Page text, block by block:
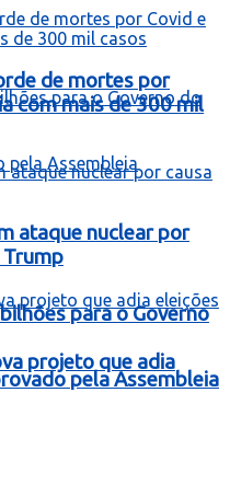
para o Governo
pela Assembleia
de mortes por
com mais de 300 mil
ataque nuclear por
Trump
projeto que adia